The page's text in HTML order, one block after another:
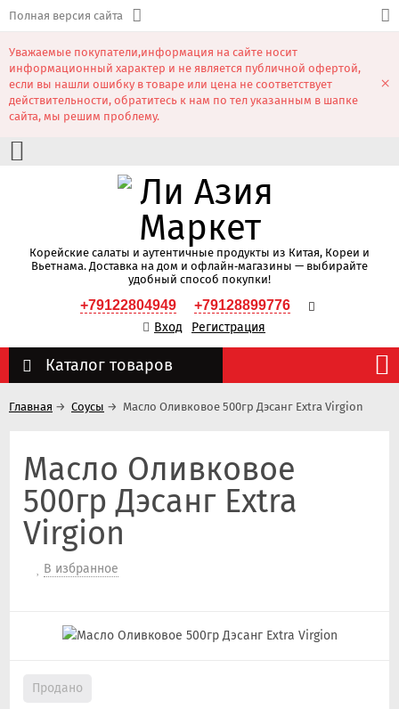
Полная версия сайта
Уважаемые покупатели,информация на сайте носит
информационный характер и не является публичной офертой,
если вы нашли ошибку в товаре или цена не соответствует
действительности, обратитесь к нам по тел указанным в шапке
сайта, мы решим проблему.
×
Корейские салаты и аутентичные продукты из Китая, Кореи и
Вьетнама. Доставка на дом и офлайн‑магазины — выбирайте
удобный способ покупки!
+79122804949
+79128899776
Вход
Регистрация
Каталог товаров
Главная → Соусы → Масло Оливковое 500гр Дэсанг Extra Virgion
Масло Оливковое
500гр Дэсанг Extra
Virgion
В избранное
Продано